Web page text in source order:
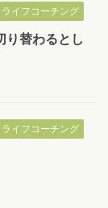
ライフコーチング
り替わるとし
ライフコーチング